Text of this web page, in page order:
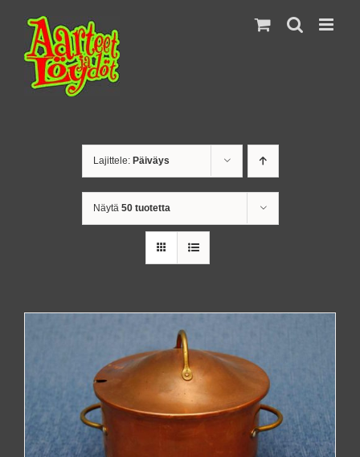
content
Lajittele: Päiväys
Näytä 50 tuotetta